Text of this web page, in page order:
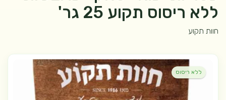
ללא ריסוס תקוע 25 גר'
חוות תקוע
ללא ריסוס